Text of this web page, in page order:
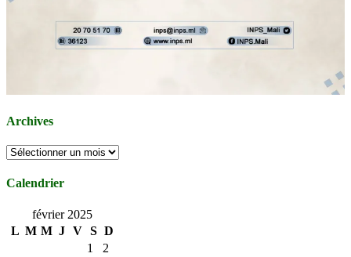
Archives
Archives
Calendrier
février 2025
L M M J V S D
1
2